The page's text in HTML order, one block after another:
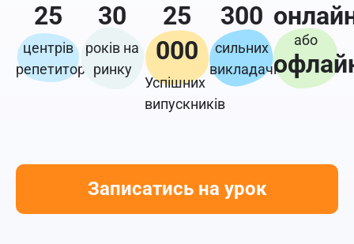
25
центрів
репетиторства
30
років на
ринку
25
000
Успішних
випускників
300
сильних
викладачів
або
Записатись на урок